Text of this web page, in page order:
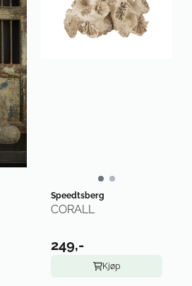
Speedtsberg
CORALL
249,-
Kjøp